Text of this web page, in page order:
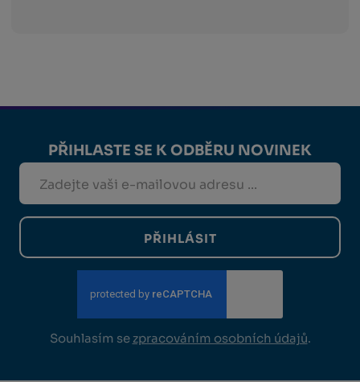
PŘIHLASTE SE K ODBĚRU NOVINEK
PŘIHLÁSIT
Souhlasím se zpracováním osobních údajů.